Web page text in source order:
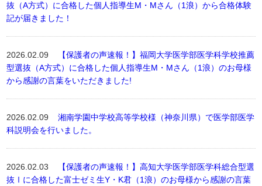
抜（A方式）に合格した個人指導生M・Mさん（1浪）から合格体験
記が届きました！
2026.02.09
【保護者の声速報！】福岡大学医学部医学科学校推薦
型選抜（A方式）に合格した個人指導生M・Mさん（1浪）のお母様
から感謝の言葉をいただきました!
2026.02.09湘南学園中学校高等学校様（神奈川県）で医学部医学
科説明会を行いました。
2026.02.03
【保護者の声速報！】高知大学医学部医学科総合型選
抜Ⅰに合格した富士ゼミ生Y・K君（1浪）のお母様から感謝の言葉